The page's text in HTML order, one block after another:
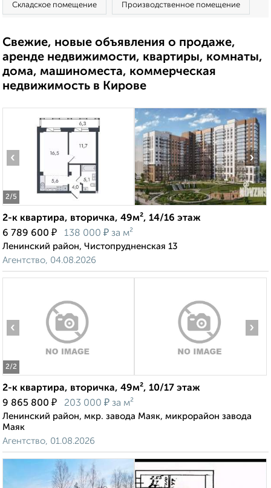
Складское помещение Производственное помещение
Свежие, новые объявления о продаже,
аренде недвижимости, квартиры, комнаты,
дома, машиноместа, коммерческая
недвижимость в Кирове
2/5
‹ ›
2-к квартира, вторичка, 49м², 14/16 этаж
6 789 600 ₽ 138 000 ₽ за м²
Ленинский район, Чистопрудненская 13
Агентство, 04.08.2026
2/2
‹ ›
2-к квартира, вторичка, 49м², 10/17 этаж
9 865 800 ₽ 203 000 ₽ за м²
Ленинский район, мкр. завода Маяк, микрорайон завода
Маяк
Агентство, 01.08.2026